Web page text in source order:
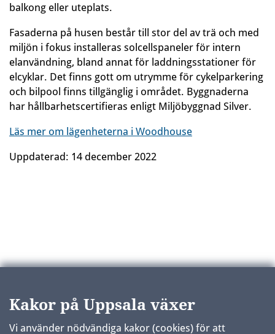
balkong eller uteplats.
Fasaderna på husen består till stor del av trä och med
miljön i fokus installeras solcellspaneler för intern
elanvändning, bland annat för laddningsstationer för
elcyklar. Det finns gott om utrymme för cykelparkering
och bilpool finns tillgänglig i området. Byggnaderna
har hållbarhetscertifieras enligt Miljöbyggnad Silver.
Läs mer om lägenheterna i Woodhouse
Uppdaterad: 14 december 2022
Kakor på Uppsala växer
Vi använder nödvändiga kakor (cookies) för att